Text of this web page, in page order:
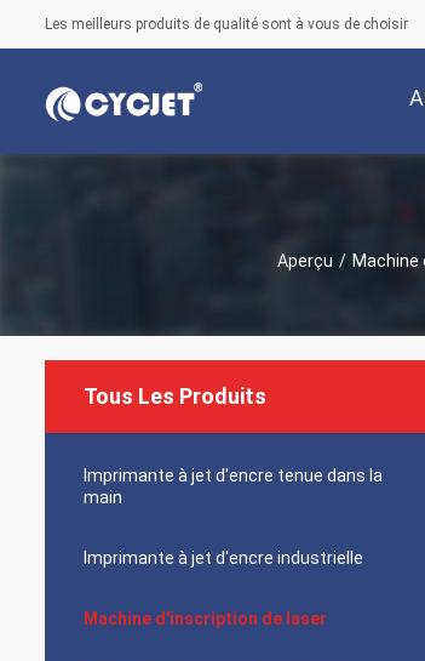
Les meilleurs produits de qualité sont à vous de choisir
Aperçu / Machine
Tous Les Produits
Imprimante à jet d'encre tenue dans la
main
Imprimante à jet d'encre industrielle
Machine d'inscription de laser